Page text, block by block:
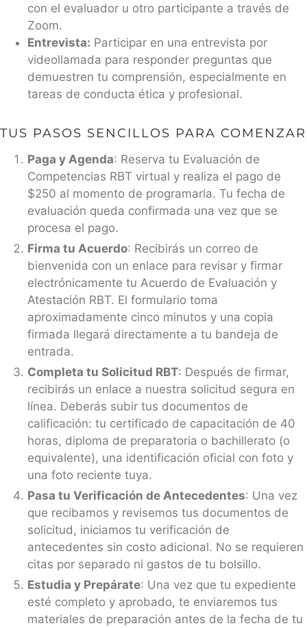
con el evaluador u otro participante a través de
Zoom.
Entrevista: Participar en una entrevista por
videollamada para responder preguntas que
demuestren tu comprensión, especialmente en
tareas de conducta ética y profesional.
TUS PASOS SENCILLOS PARA COMENZAR
Paga y Agenda: Reserva tu Evaluación de
Competencias RBT virtual y realiza el pago de
$250 al momento de programarla. Tu fecha de
evaluación queda confirmada una vez que se
procesa el pago.
Firma tu Acuerdo: Recibirás un correo de
bienvenida con un enlace para revisar y firmar
electrónicamente tu Acuerdo de Evaluación y
Atestación RBT. El formulario toma
aproximadamente cinco minutos y una copia
firmada llegará directamente a tu bandeja de
entrada.
Completa tu Solicitud RBT: Después de firmar,
recibirás un enlace a nuestra solicitud segura en
línea. Deberás subir tus documentos de
calificación: tu certificado de capacitación de 40
horas, diploma de preparatoria o bachillerato (o
equivalente), una identificación oficial con foto y
una foto reciente tuya.
Pasa tu Verificación de Antecedentes: Una vez
que recibamos y revisemos tus documentos de
solicitud, iniciamos tu verificación de
antecedentes sin costo adicional. No se requieren
citas por separado ni gastos de tu bolsillo.
Estudia y Prepárate: Una vez que tu expediente
esté completo y aprobado, te enviaremos tus
materiales de preparación antes de la fecha de tu